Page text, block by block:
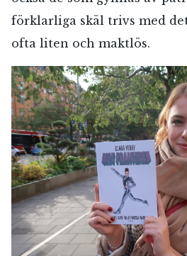
förklarliga skäl trivs med
ofta liten och maktlös.